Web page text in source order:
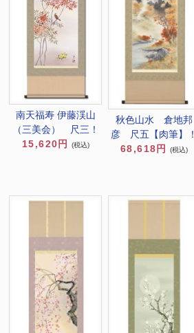
南天福寿 伊藤渓山
（三美会） 尺三！
15,620円
(税込)
秋色山水 倉地邦
彦 尺五【肉筆】！
68,618円
(税込)